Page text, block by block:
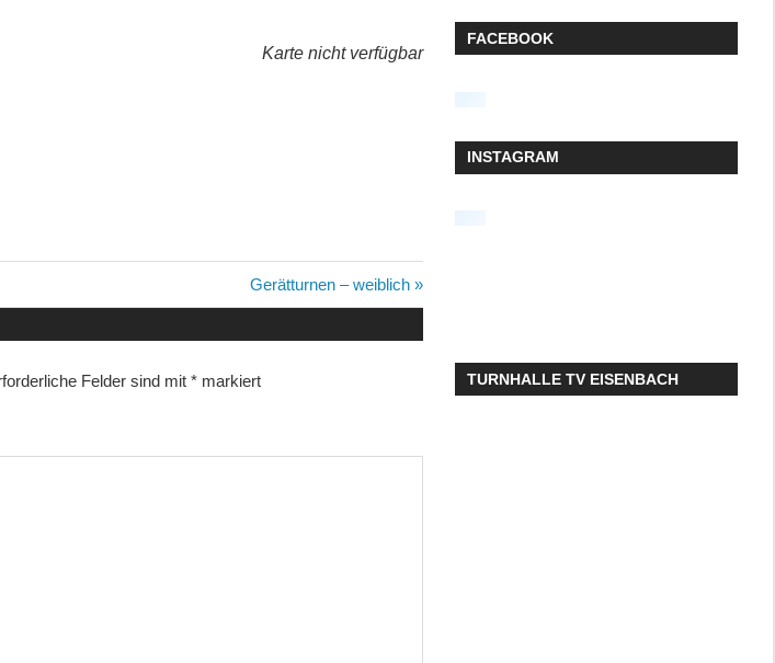
Karte nicht verfügbar
Nächster
Beitrag:
Gerätturnen – weiblich
Felder sind mit* markiert
FACEBOOK
INSTAGRAM
TURNHALLE TV EISENBACH